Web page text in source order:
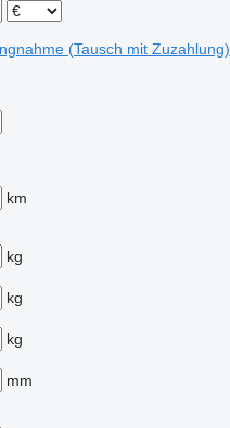
(Tausch mit Zuzahlung)
km
kg
kg
kg
mm